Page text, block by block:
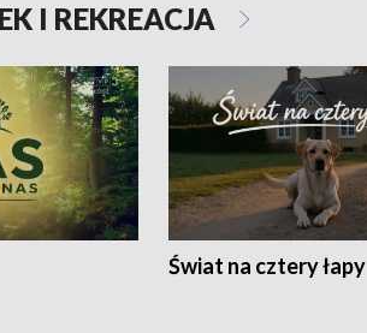
I REKREACJA
Świat na cztery łapy